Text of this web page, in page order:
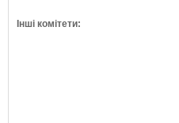
Інші комітети: